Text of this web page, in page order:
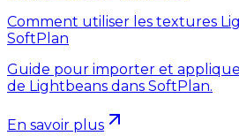
Comment utiliser les textures
SoftPlan
Guide pour importer et
de Lightbeans dans SoftPlan.
En savoir plus